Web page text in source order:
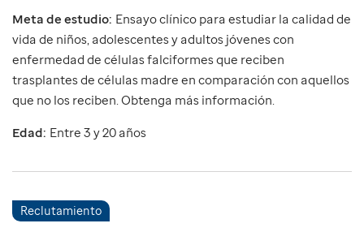
Meta de estudio: Ensayo clínico para estudiar la calidad de
vida de niños, adolescentes y adultos jóvenes con
enfermedad de células falciformes que reciben
trasplantes de células madre en comparación con aquellos
que no los reciben. Obtenga más información.
Edad: Entre 3 y 20 años
Reclutamiento